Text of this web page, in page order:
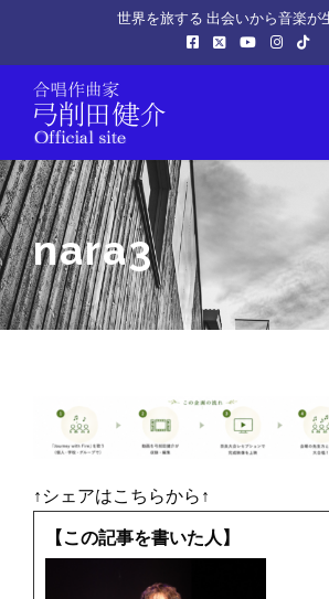
世界を旅する 出会いから音楽が
nara3
↑シェアはこちらから↑
【この記事を書いた人】